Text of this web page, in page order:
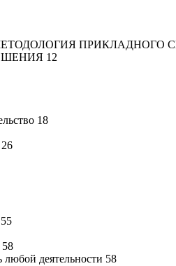
ПРИКЛАДНОГО
12
18
деятельности 58